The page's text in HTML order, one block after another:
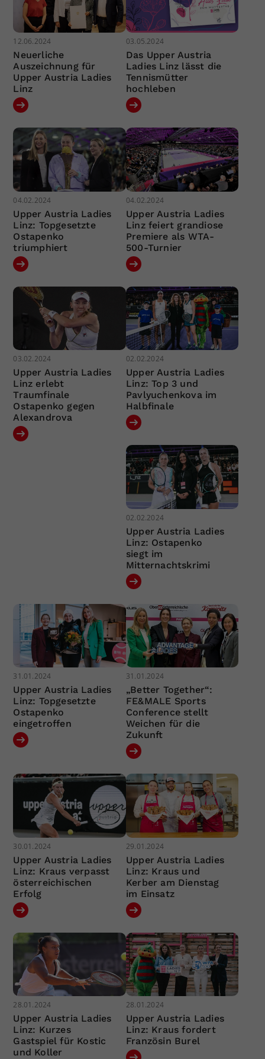
12.06.2024
Neuerliche
Auszeichnung für
Upper Austria Ladies
Linz
03.05.2024
Das Upper Austria
Ladies Linz lässt die
Tennismütter
hochleben
04.02.2024
Upper Austria Ladies
Linz: Topgesetzte
Ostapenko
triumphiert
04.02.2024
Upper Austria Ladies
Linz feiert grandiose
Premiere als WTA-
500-Turnier
03.02.2024
Upper Austria Ladies
Linz erlebt
Traumfinale
Ostapenko gegen
Alexandrova
02.02.2024
Upper Austria Ladies
Linz: Top 3 und
Pavlyuchenkova im
Halbfinale
02.02.2024
Upper Austria Ladies
Linz: Ostapenko
siegt im
Mitternachtskrimi
31.01.2024
Upper Austria Ladies
Linz: Topgesetzte
Ostapenko
eingetroffen
31.01.2024
„Better Together“:
FE&MALE Sports
Conference stellt
Weichen für die
Zukunft
30.01.2024
Upper Austria Ladies
Linz: Kraus verpasst
österreichischen
Erfolg
29.01.2024
Upper Austria Ladies
Linz: Kraus und
Kerber am Dienstag
im Einsatz
28.01.2024
Upper Austria Ladies
Linz: Kurzes
Gastspiel für Kostic
und Koller
28.01.2024
Upper Austria Ladies
Linz: Kraus fordert
Französin Burel